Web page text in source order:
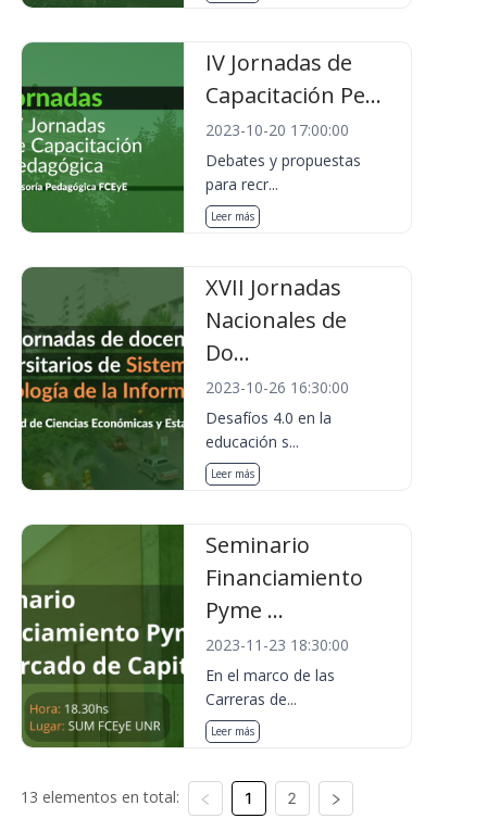
IV Jornadas de
Capacitación Pe...
2023-10-20 17:00:00
Debates y propuestas
para recr...
Leer más
XVII Jornadas
Nacionales de
Do...
2023-10-26 16:30:00
Desafíos 4.0 en la
educación s...
Leer más
Seminario
Financiamiento
Pyme ...
2023-11-23 18:30:00
En el marco de las
Carreras de...
Leer más
13 elementos en total: 1 2